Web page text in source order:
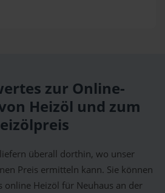
zur Online-
Heizöl und zum
überall dorthin, wo unser
Preis ermitteln kann. Sie können
online Heizöl für Neuhaus an der